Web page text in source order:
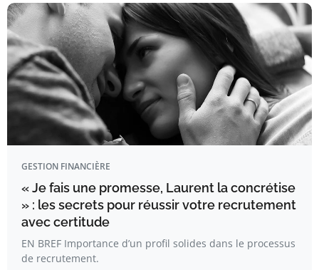
GESTION FINANCIÈRE
« Je fais une promesse, Laurent la concrétise
» : les secrets pour réussir votre recrutement
avec certitude
EN BREF Importance d’un profil solides dans le processus
de recrutement.